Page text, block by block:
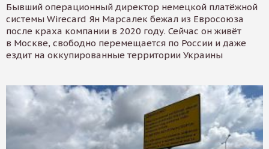
Бывший операционный директор немецкой платёжной
системы Wirecard Ян Марсалек бежал из Евросоюза
после краха компании в 2020 году. Сейчас он живёт
в Москве, свободно перемещается по России и даже
ездит на оккупированные территории Украины